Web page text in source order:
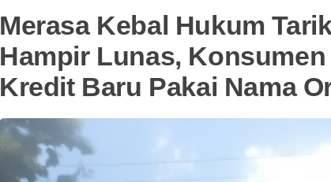
Merasa Kebal Hukum
Hampir Lunas,
Kredit Baru Pakai Nama